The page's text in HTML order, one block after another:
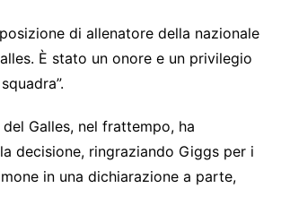
di allenatore della nazionale
È stato un onore e un privilegio
Galles, nel frattempo, ha
decisione, ringraziando Giggs per i
in una dichiarazione a parte,